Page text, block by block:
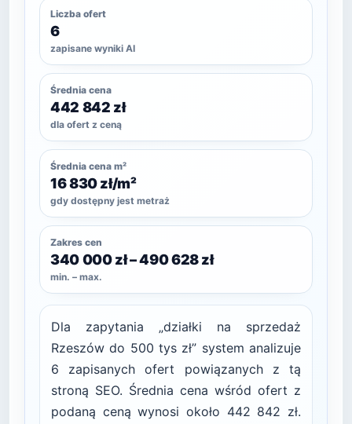
Liczba ofert
6
zapisane wyniki AI
Średnia cena
442 842 zł
dla ofert z ceną
Średnia cena m²
16 830 zł/m²
gdy dostępny jest metraż
Zakres cen
340 000 zł – 490 628 zł
min. – max.
Dla zapytania „działki na sprzedaż
Rzeszów do 500 tys zł” system analizuje
6 zapisanych ofert powiązanych z tą
stroną SEO. Średnia cena wśród ofert z
podaną ceną wynosi około 442 842 zł.